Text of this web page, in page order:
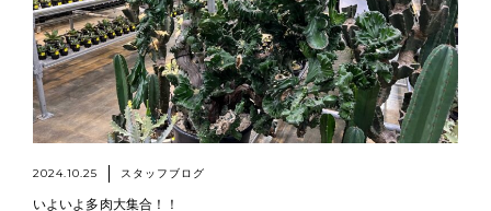
2024.10.25 スタッフブログ
いよいよ多肉大集合！！